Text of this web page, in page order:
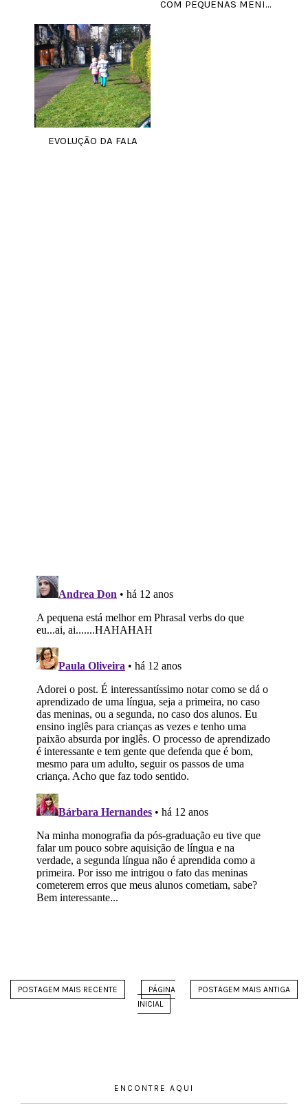
COM PEQUENAS MENI...
EVOLUÇÃO DA FALA
POSTAGEM MAIS RECENTE POSTAGEM MAIS ANTIGA
PÁGINA
INICIAL
ENCONTRE AQUI